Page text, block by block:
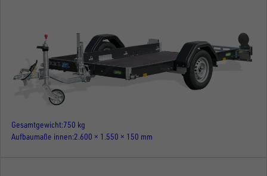
Gesamtgewicht 750 kg
Aufbaumaße innen 2.600 × 1.550 × 150 mm